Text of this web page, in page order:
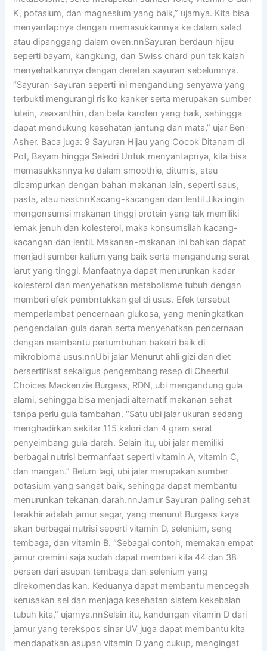
K, potasium, dan magnesium yang baik,” ujarnya. Kita bisa
menyantapnya dengan memasukkannya ke dalam salad
atau dipanggang dalam oven.nnSayuran berdaun hijau
seperti bayam, kangkung, dan Swiss chard pun tak kalah
menyehatkannya dengan deretan sayuran sebelumnya.
“Sayuran-sayuran seperti ini mengandung senyawa yang
terbukti mengurangi risiko kanker serta merupakan sumber
lutein, zeaxanthin, dan beta karoten yang baik, sehingga
dapat mendukung kesehatan jantung dan mata,” ujar Ben-
Asher. Baca juga: 9 Sayuran Hijau yang Cocok Ditanam di
Pot, Bayam hingga Seledri Untuk menyantapnya, kita bisa
memasukkannya ke dalam smoothie, ditumis, atau
dicampurkan dengan bahan makanan lain, seperti saus,
pasta, atau nasi.nnKacang-kacangan dan lentil Jika ingin
mengonsumsi makanan tinggi protein yang tak memiliki
lemak jenuh dan kolesterol, maka konsumsilah kacang-
kacangan dan lentil. Makanan-makanan ini bahkan dapat
menjadi sumber kalium yang baik serta mengandung serat
larut yang tinggi. Manfaatnya dapat menurunkan kadar
kolesterol dan menyehatkan metabolisme tubuh dengan
memberi efek pembntukkan gel di usus. Efek tersebut
memperlambat pencernaan glukosa, yang meningkatkan
pengendalian gula darah serta menyehatkan pencernaan
dengan membantu pertumbuhan baketri baik di
mikrobioma usus.nnUbi jalar Menurut ahli gizi dan diet
bersertifikat sekaligus pengembang resep di Cheerful
Choices Mackenzie Burgess, RDN, ubi mengandung gula
alami, sehingga bisa menjadi alternatif makanan sehat
tanpa perlu gula tambahan. “Satu ubi jalar ukuran sedang
menghadirkan sekitar 115 kalori dan 4 gram serat
penyeimbang gula darah. Selain itu, ubi jalar memiliki
berbagai nutrisi bermanfaat seperti vitamin A, vitamin C,
dan mangan.” Belum lagi, ubi jalar merupakan sumber
potasium yang sangat baik, sehingga dapat membantu
menurunkan tekanan darah.nnJamur Sayuran paling sehat
terakhir adalah jamur segar, yang menurut Burgess kaya
akan berbagai nutrisi seperti vitamin D, selenium, seng
tembaga, dan vitamin B. “Sebagai contoh, memakan empat
jamur cremini saja sudah dapat memberi kita 44 dan 38
persen dari asupan tembaga dan selenium yang
direkomendasikan. Keduanya dapat membantu mencegah
kerusakan sel dan menjaga kesehatan sistem kekebalan
tubuh kita,” ujarnya.nnSelain itu, kandungan vitamin D dari
jamur yang terekspos sinar UV juga dapat membantu kita
mendapatkan asupan vitamin D yang cukup, mengingat